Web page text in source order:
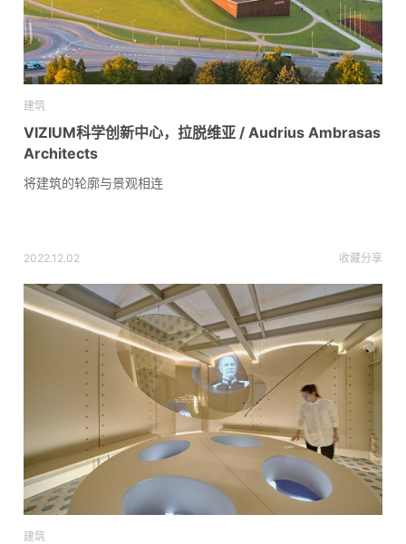
建筑
VIZIUM科学创新中心，拉脱维亚 / Audrius Ambrasas
Architects
将建筑的轮廓与景观相连
2022.12.02 收藏分享
建筑